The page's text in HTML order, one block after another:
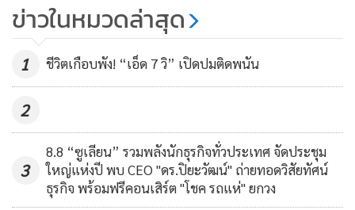
176
New normal Bike local series
2020"
อุทัยธานีต้องปลอดโควิด..ลงทุนซื้อ
เครื่องเทอร์โมสแกนตั้งกรองคนทั้ง
ข่าวในหมวดล่าสุด
1 ชีวิตเกือบพัง! “เอ็ด 7 วิ” เปิดปมติดพนัน
2
3
8.8 “ซูเลียน” รวมพลังนักธุรกิจทั่วประเทศ จัดประชุม
ใหญ่แห่งปี พบ CEO "ดร.ปิยะวัฒน์" ถ่ายทอดวิสัยทัศน์
ธุรกิจ พร้อมฟรีคอนเสิร์ต "โชค รถแห่" ยกวง